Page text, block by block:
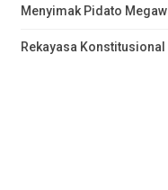
Menyimak Pidato
Rekayasa